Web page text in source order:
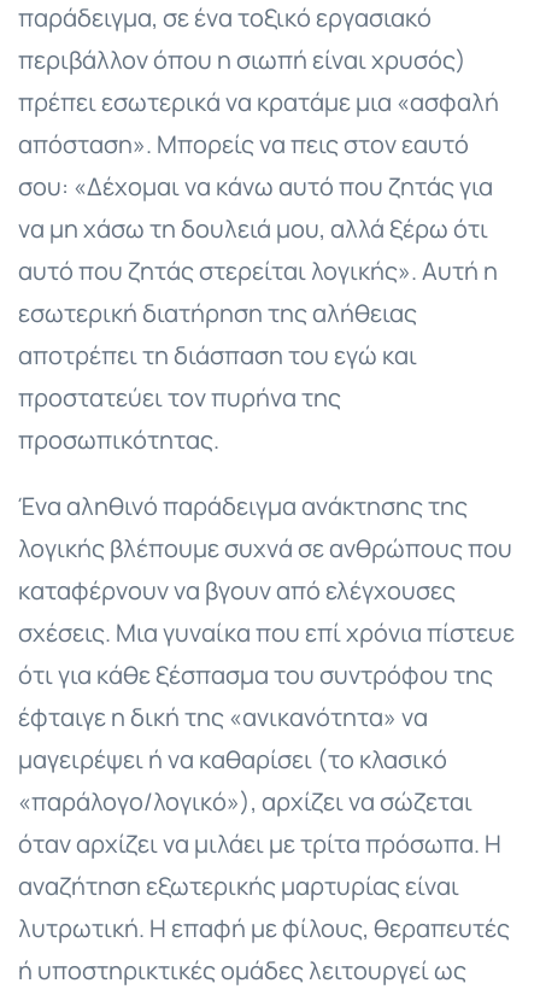
παράδειγμα, σε ένα τοξικό εργασιακό
περιβάλλον όπου η σιωπή είναι χρυσός)
πρέπει εσωτερικά να κρατάμε μια «ασφαλή
απόσταση». Μπορείς να πεις στον εαυτό
σου: «Δέχομαι να κάνω αυτό που ζητάς για
να μη χάσω τη δουλειά μου, αλλά ξέρω ότι
αυτό που ζητάς στερείται λογικής». Αυτή η
εσωτερική διατήρηση της αλήθειας
αποτρέπει τη διάσπαση του εγώ και
προστατεύει τον πυρήνα της
προσωπικότητας.
Ένα αληθινό παράδειγμα ανάκτησης της
λογικής βλέπουμε συχνά σε ανθρώπους που
καταφέρνουν να βγουν από ελέγχουσες
σχέσεις. Μια γυναίκα που επί χρόνια πίστευε
ότι για κάθε ξέσπασμα του συντρόφου της
έφταιγε η δική της «ανικανότητα» να
μαγειρέψει ή να καθαρίσει (το κλασικό
«παράλογο/λογικό»), αρχίζει να σώζεται
όταν αρχίζει να μιλάει με τρίτα πρόσωπα. Η
αναζήτηση εξωτερικής μαρτυρίας είναι
λυτρωτική. Η επαφή με φίλους, θεραπευτές
ή υποστηρικτικές ομάδες λειτουργεί ως